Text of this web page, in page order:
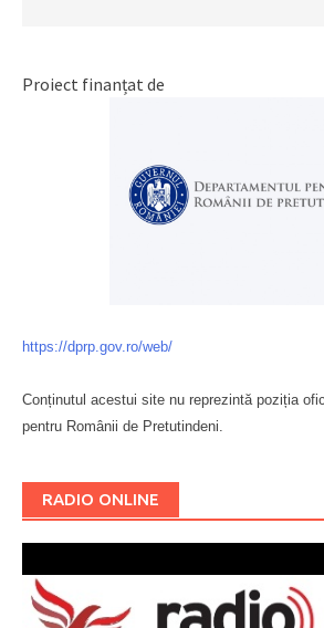
Proiect finanțat de
https://dprp.gov.ro/web/
Conținutul acestui site nu reprezintă poziția
pentru Românii de Pretutindeni.
RADIO ONLINE